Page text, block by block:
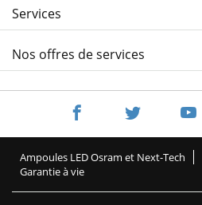
Services
Nos offres de services
Ampoules LED Osram et Next-Tech
Garantie à vie